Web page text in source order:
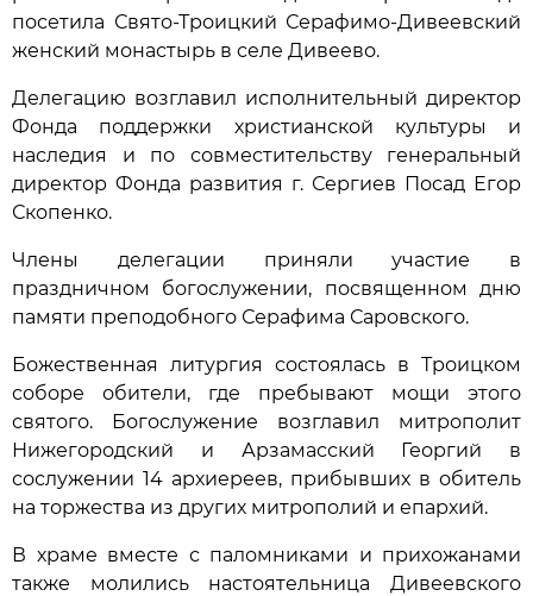
посетила Свято-Троицкий Серафимо-Дивеевский
женский монастырь в селе Дивеево.
Делегацию возглавил исполнительный директор
Фонда поддержки христианской культуры и
наследия и по совместительству генеральный
директор Фонда развития г. Сергиев Посад Егор
Скопенко.
Члены делегации приняли участие в
праздничном богослужении, посвященном дню
памяти преподобного Серафима Саровского.
Божественная литургия состоялась в Троицком
соборе обители, где пребывают мощи этого
святого. Богослужение возглавил митрополит
Нижегородский и Арзамасский Георгий в
сослужении 14 архиереев, прибывших в обитель
на торжества из других митрополий и епархий.
В храме вместе с паломниками и прихожанами
также молились настоятельница Дивеевского